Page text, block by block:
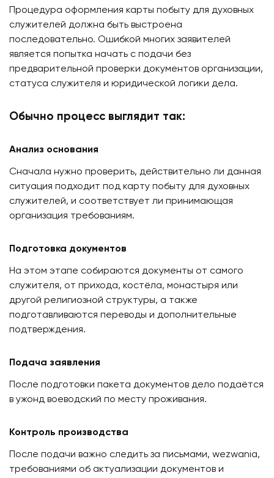
Процедура оформления карты побыту для духовных
служителей должна быть выстроена
последовательно. Ошибкой многих заявителей
является попытка начать с подачи без
предварительной проверки документов организации,
статуса служителя и юридической логики дела.
Обычно процесс выглядит так:
Анализ основания
Сначала нужно проверить, действительно ли данная
ситуация подходит под карту побыту для духовных
служителей, и соответствует ли принимающая
организация требованиям.
Подготовка документов
На этом этапе собираются документы от самого
служителя, от прихода, костёла, монастыря или
другой религиозной структуры, а также
подготавливаются переводы и дополнительные
подтверждения.
Подача заявления
После подготовки пакета документов дело подаётся
в ужонд воеводский по месту проживания.
Контроль производства
После подачи важно следить за письмами, wezwania,
требованиями об актуализации документов и